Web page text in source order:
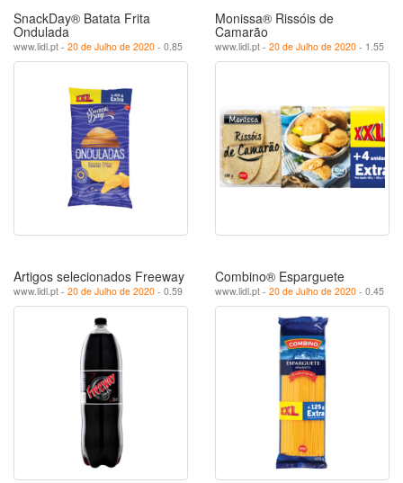
SnackDay® Batata Frita
Ondulada
www.lidl.pt - 20 de Julho de 2020 - 0.85
Monissa® Rissóis de
Camarão
www.lidl.pt - 20 de Julho de 2020 - 1.55
Artigos selecionados Freeway
www.lidl.pt - 20 de Julho de 2020 - 0.59
Combino® Esparguete
www.lidl.pt - 20 de Julho de 2020 - 0.45